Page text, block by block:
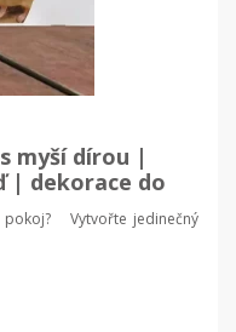
myší dírou |
| dekorace do
pokoj? Vytvořte jedinečný